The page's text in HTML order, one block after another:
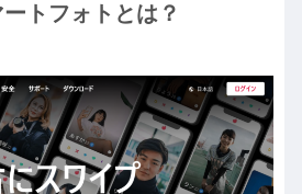
トフォトとは？